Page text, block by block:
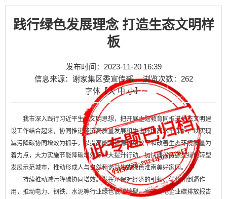
践行绿色发展理念 打造生态文明样
板
发布时间：2023-11-20 16:39
信息来源：谢家集区委宣传部
浏览次数： 262
字体【大 中 小】
我市深入践行习近平生态文明思想，把开展主题教育同推进生态文明建
设工作结合起来，协同推进经济高质量发展和生态环境高水平保护，以实现
减污降碳协同增效为抓手，以提高能源资源利用效率和改善生态环境质量为
着力点，大力实施节能降碳增效等八大提升行动，加快建设资源型绿色转型
发展示范城市，推动形成人与自然和谐共生的绿色淮南美好家园。
持续推动减污降碳协同增效。发挥环保对经济的引领、优化和倒逼作
用，推动电力、钢铁、水泥等行业绿色低碳转型，完成发电企业碳排放报告